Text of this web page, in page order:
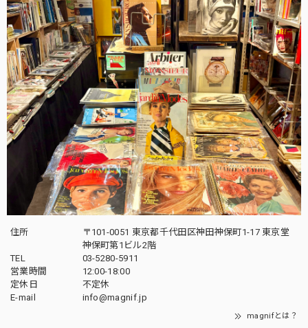
住所
〒101-0051 東京都千代田区神田神保町1-17 東京堂
神保町第1ビル2階
TEL
03-5280-5911
営業時間
12:00-18:00
定休日
不定休
E-mail
info@magnif.jp
magnifとは？